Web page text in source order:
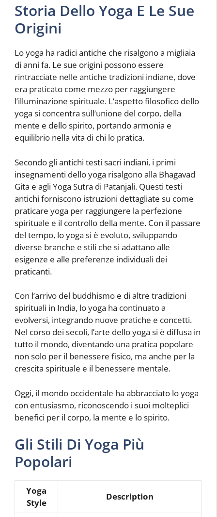
Storia Dello Yoga E Le Sue
Origini
Lo yoga ha radici antiche che risalgono a migliaia
di anni fa. Le sue origini possono essere
rintracciate nelle antiche tradizioni indiane, dove
era praticato come mezzo per raggiungere
l’illuminazione spirituale. L’aspetto filosofico dello
yoga si concentra sull’unione del corpo, della
mente e dello spirito, portando armonia e
equilibrio nella vita di chi lo pratica.
Secondo gli antichi testi sacri indiani, i primi
insegnamenti dello yoga risalgono alla Bhagavad
Gita e agli Yoga Sutra di Patanjali. Questi testi
antichi forniscono istruzioni dettagliate su come
praticare yoga per raggiungere la perfezione
spirituale e il controllo della mente. Con il passare
del tempo, lo yoga si è evoluto, sviluppando
diverse branche e stili che si adattano alle
esigenze e alle preferenze individuali dei
praticanti.
Con l’arrivo del buddhismo e di altre tradizioni
spirituali in India, lo yoga ha continuato a
evolversi, integrando nuove pratiche e concetti.
Nel corso dei secoli, l’arte dello yoga si è diffusa in
tutto il mondo, diventando una pratica popolare
non solo per il benessere fisico, ma anche per la
crescita spirituale e il benessere mentale.
Oggi, il mondo occidentale ha abbracciato lo yoga
con entusiasmo, riconoscendo i suoi molteplici
benefici per il corpo, la mente e lo spirito.
Gli Stili Di Yoga Più
Popolari
Yoga
Style
Description